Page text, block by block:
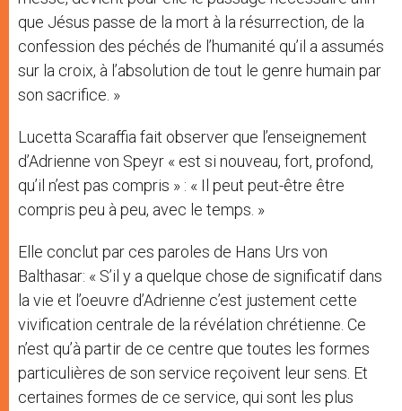
que Jésus passe de la mort à la résurrection, de la
confession des péchés de l’humanité qu’il a assumés
sur la croix, à l’absolution de tout le genre humain par
son sacrifice. »
Lucetta Scaraffia fait observer que l’enseignement
d’Adrienne von Speyr « est si nouveau, fort, profond,
qu’il n’est pas compris » : « Il peut peut-être être
compris peu à peu, avec le temps. »
Elle conclut par ces paroles de Hans Urs von
Balthasar: « S’il y a quelque chose de significatif dans
la vie et l’oeuvre d’Adrienne c’est justement cette
vivification centrale de la révélation chrétienne. Ce
n’est qu’à partir de ce centre que toutes les formes
particulières de son service reçoivent leur sens. Et
certaines formes de ce service, qui sont les plus